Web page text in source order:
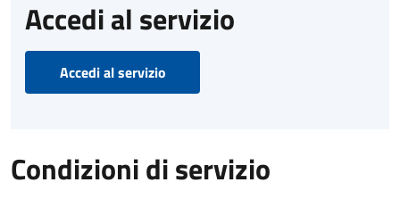
Accedi al servizio
Accedi al servizio
Condizioni di servizio